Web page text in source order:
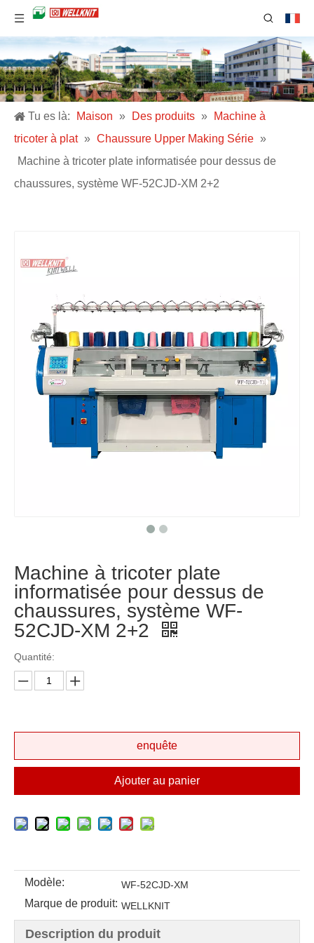
Tu es là: Maison » Des produits »
Machine à
tricoter à plat » Chaussure Upper Making Série »
Machine à tricoter plate informatisée pour dessus de
chaussures, système WF-52CJD-XM 2+2
Machine à tricoter plate
informatisée pour dessus de
chaussures, système WF-
52CJD-XM 2+2
Quantité:
enquête
Ajouter au panier
Modèle: WF-52CJD-XM
Marque de produit: WELLKNIT
Description du produit